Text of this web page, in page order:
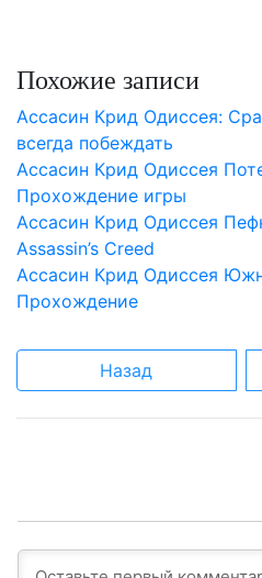
Похожие записи
Aссасин Крид Одиссея:
всегда побеждать
Aссасин Крид Одиссея
Прохождение игры
Aссасин Крид Одиссея
Assassin’s Creed
Aссасин Крид Одиссея
Прохождение
Назад